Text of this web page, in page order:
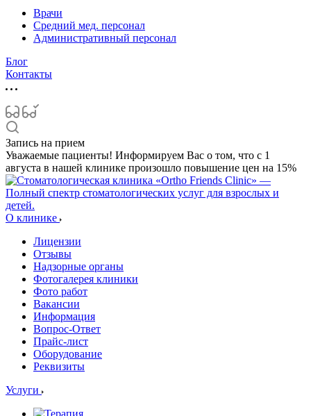
Врачи
Средний мед. персонал
Административный персонал
Блог
Контакты
Запись на прием
Уважаемые пациенты! Информируем Вас о том, что с 1
августа в нашей клинике произошло повышение цен на 15%
О клинике
Лицензии
Отзывы
Надзорные органы
Фотогалерея клиники
Фото работ
Вакансии
Информация
Вопрос-Ответ
Прайс-лист
Оборудование
Реквизиты
Услуги